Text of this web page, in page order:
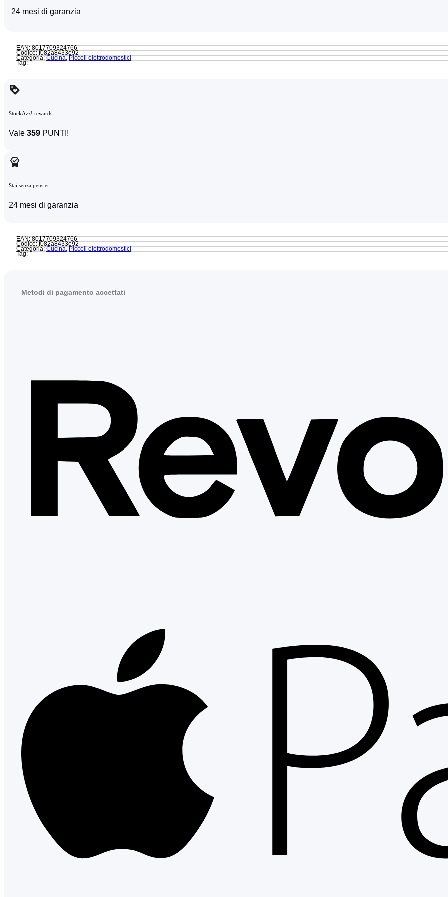
24 mesi di garanzia
EAN: 8017709324766
Codice: f082a8433e92
Categoria:Cucina,Piccoli elettrodomestici
Tag: —
StockAzz! rewards
Vale 359 PUNTI!
Stai senza pensieri
24 mesi di garanzia
EAN: 8017709324766
Codice: f082a8433e92
Categoria:Cucina,Piccoli elettrodomestici
Tag: —
Metodi di pagamento accettati